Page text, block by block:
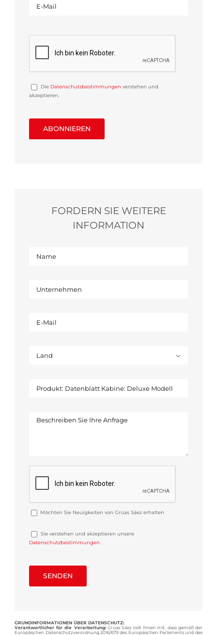
Die Datenschutzbestimmungen verstehen und
akzeptieren.
FORDERN SIE WEITERE
INFORMATION

Möchten Sie Neuigkeiten von Grúas Sáez erhalten
Sie verstehen und akzeptieren unsere
Datenschutzbestimmungen.
GRUNDINFORMATIONEN ÜBER DATENSCHUTZ:
Verantwortlicher für die Verarbeitung:Grúas Sáez teilt Ihnen mit, dass gemäß der
Europäischen Datenschutzverordnung 2016/679 des Europäischen Parlaments und des